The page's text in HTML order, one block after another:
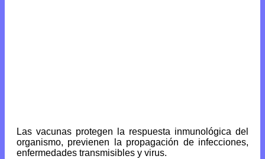
Las vacunas protegen la respuesta inmunológica del
organismo, previenen la propagación de infecciones,
enfermedades transmisibles y virus.